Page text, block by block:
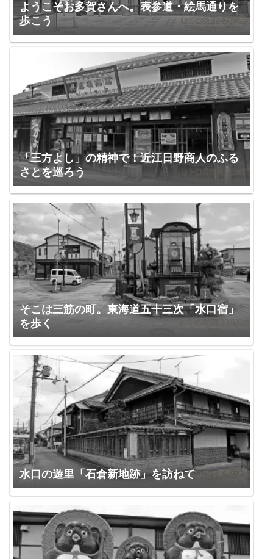
ようこそお多賀さんへ。表参道・絵馬通りを
歩こう
「三方よし」の精神で！近江日野商人のふる
さとを巡ろう
そこは三筋の町。東海道五十三次「水口宿」
を歩く
水口の遊里「石倉新地跡」を訪ねて